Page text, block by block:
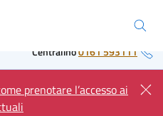
Centralino0161 593111
prenotare l’accesso ai